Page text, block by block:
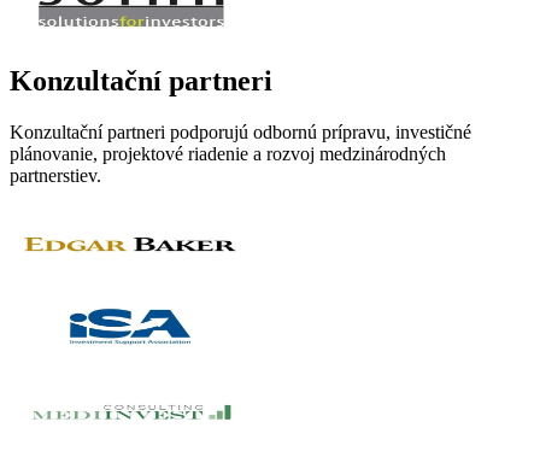
Konzultační partneri
Konzultační partneri podporujú odbornú prípravu, investičné
plánovanie, projektové riadenie a rozvoj medzinárodných
partnerstiev.